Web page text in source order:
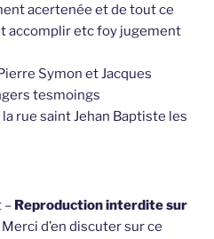
acertenée et de tout ce
accomplir etc foy jugement
Symon et Jacques
tesmoings
rue saint Jehan Baptiste les
– Reproduction interdite sur
Merci d’en discuter sur ce